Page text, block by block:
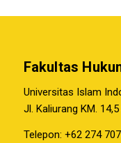
Fakultas
Universitas Islam
Jl. Kaliurang KM.
Telepon: +62 274